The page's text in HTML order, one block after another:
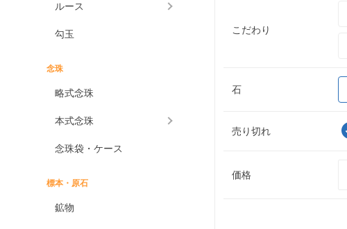
ルース
勾玉
念珠
略式念珠
本式念珠
念珠袋・ケース
標本・原石
鉱物
こだわり
石
売り切れ
価格